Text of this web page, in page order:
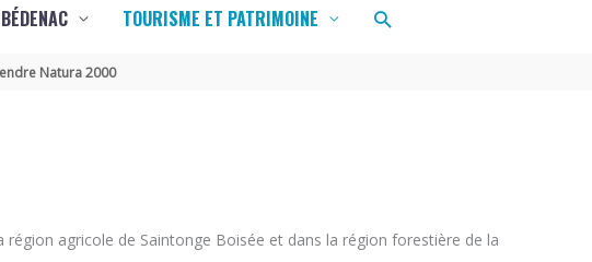
TOURISME ET PATRIMOINE Rechercher
Natura 2000
agricole de Saintonge Boisée et dans la région forestière de la